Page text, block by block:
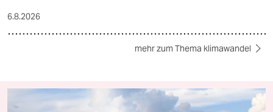
6.8.2026
mehr zum Thema klimawandel